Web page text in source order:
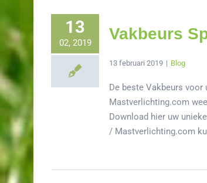
13
02, 2019
Vakbeurs
13 februari 2019 | Blog
De beste Vakbeurs
Mastverlichting.com
Download hier uw
/ Mastverlichting.com